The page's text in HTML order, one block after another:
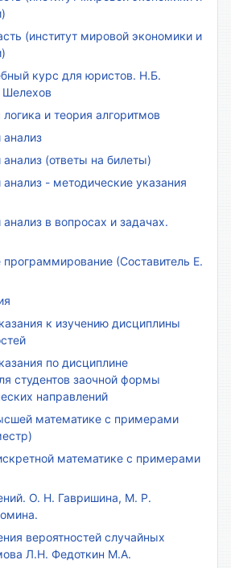
(институт мировой экономики и
курс для юристов. Н.Б.
и теория алгоритмов
анализ
(ответы на билеты)
- методические указания
в вопросах и задачах.
(Составитель Е.
к изучению дисциплины
по дисциплине
студентов заочной формы
направлений
математике с примерами
математике с примерами
О. Н. Гавришина, М. Р.
вероятностей случайных
Л.Н. Федоткин М.А.